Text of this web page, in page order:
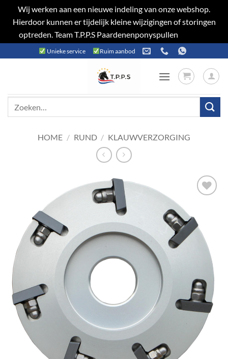
Wij werken aan een nieuwe indeling van onze webshop.
Hierdoor kunnen er tijdelijk kleine wijzigingen of storingen
optreden. Team T.P.P.S Paardenenponyspullen
naar
Unieke service Ruim aanbod
HOME / RUND / KLAUWVERZORGING